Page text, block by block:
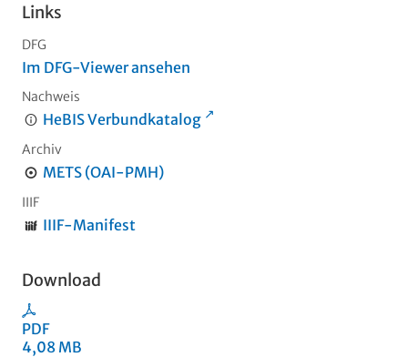
Links
DFG
Im DFG-Viewer ansehen
Nachweis
HeBIS Verbundkatalog
Archiv
METS (OAI-PMH)
IIIF
IIIF-Manifest
Download
PDF
4,08 MB